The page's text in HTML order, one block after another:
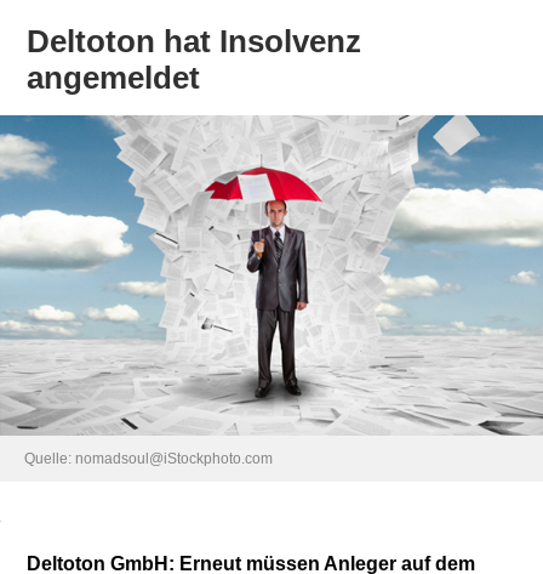
Deltoton hat Insolvenz
angemeldet
Quelle: nomadsoul@iStockphoto.com
Deltoton GmbH: Erneut müssen Anleger auf dem